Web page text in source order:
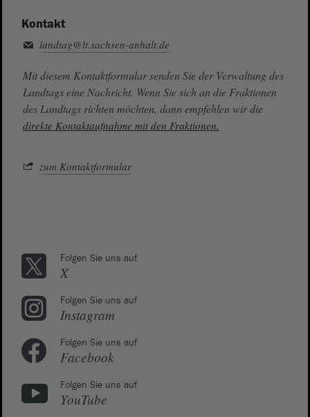
Kontakt
landtag@lt.sachsen-anhalt.de
Mit diesem Kontaktformular senden Sie der Verwaltung des
Landtags eine Nachricht. Wenn Sie sich an die Fraktionen
des Landtags richten möchten, dann empfehlen wir die
direkte Kontaktaufnahme mit den Fraktionen.
zum Kontaktformular
Folgen Sie uns auf
X
Folgen Sie uns auf
Instagram
Folgen Sie uns auf
Facebook
Folgen Sie uns auf
YouTube